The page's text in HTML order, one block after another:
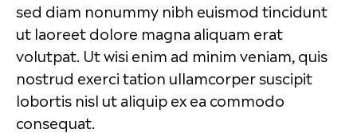
sed diam nonummy nibh euismod tincidunt
ut laoreet dolore magna aliquam erat
volutpat. Ut wisi enim ad minim veniam, quis
nostrud exerci tation ullamcorper suscipit
lobortis nisl ut aliquip ex ea commodo
consequat.